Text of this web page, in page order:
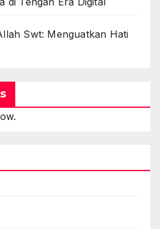
Swt: Menguatkan Hati